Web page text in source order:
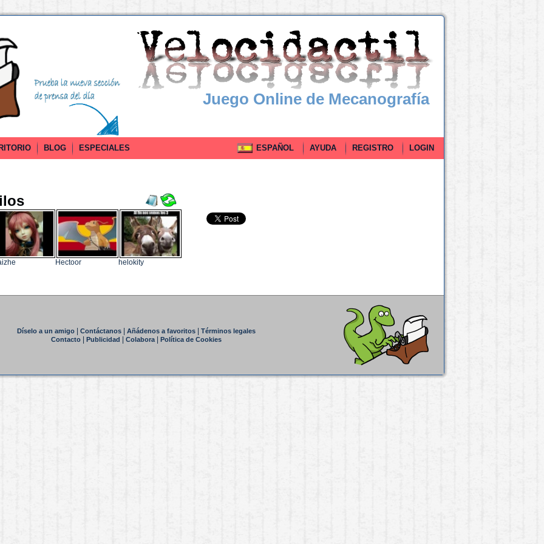
Juego Online de Mecanografía
BLOG ESPECIALES ESPAÑOL AYUDA REGISTRO LOGIN
Hectoor helokity
Díselo a un amigo| Contáctanos| Añádenos a favoritos|
Términos legales
Contacto| Publicidad Colabora| Política de Cookies